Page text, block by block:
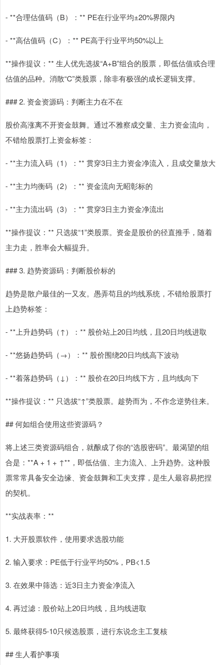
- **合理估值码（B）：** PE在行业平均±20%界限内
- **高估值码（C）：** PE高于行业平均50%以上
**操作提议：** 生人优先选拔“A+B”组合的股票，即低估值或合理
估值的品种。消散“C”类股票，除非有极强的成长逻辑支撑。
### 2. 资金资源码：判断主力在不在
股价高涨离不开资金鼓舞。通过不雅察成交量、主力资金流向，
不错给股票打上资金标签：
- **主力流入码（1）：** 贯穿3日主力资金净流入，且成交量放大
- **主力均衡码（2）：** 资金流向无昭彰标的
- **主力流出码（3）：** 贯穿3日主力资金净流出
**操作提议：** 只选拔“1”类股票。资金是股价的径直推手，随着
主力走，胜率会大幅提升。
### 3. 趋势资源码：判断股价标的
趋势是散户最佳的一又友。愚弄苟且的均线系统，不错给股票打
上趋势标签：
- **上升趋势码（↑）：** 股价站上20日均线，且20日均线进取
- **悠扬趋势码（→）：** 股价围绕20日均线高下波动
- **着落趋势码（↓）：** 股价在20日均线下方，且均线向下
**操作提议：** 只选拔“↑”类股票。趁势而为，不作念逆势往来。
## 何如组合使用这些资源码？
将上述三类资源码组合，就酿成了你的“选股密码”。最渴望的组
合是：**A + 1 + ↑**，即低估值、主力流入、上升趋势。这种股
票常常具备安全边缘、资金鼓舞和工夫支撑，是生人最容易把捏
的契机。
**实战表率：**
1. 大开股票软件，使用要求选股功能
2. 输入要求：PE低于行业平均50%，PB<1.5
3. 在效果中筛选：近3日主力资金净流入
4. 再过滤：股价站上20日均线，且均线进取
5. 最终获得5-10只候选股票，进行东说念主工复核
## 生人看护事项